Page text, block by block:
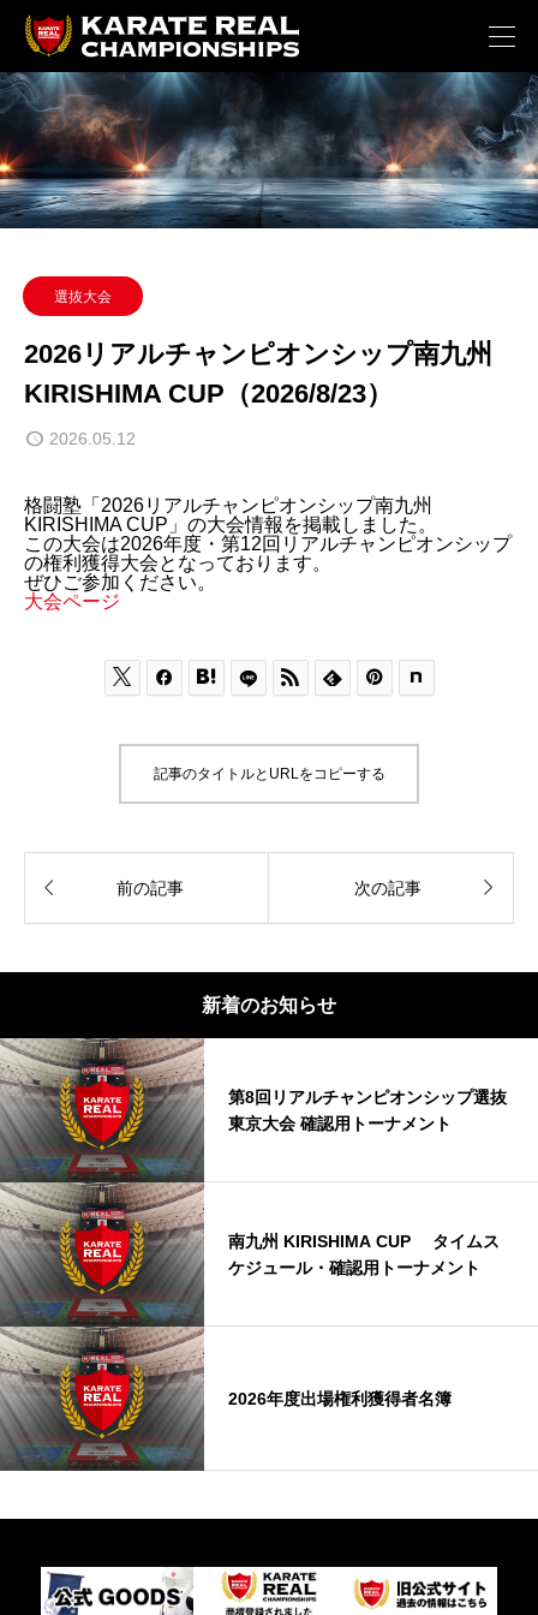
選抜大会
2026リアルチャンピオンシップ南九州
KIRISHIMA CUP（2026/8/23）
2026.05.12
格闘塾「2026リアルチャンピオンシップ南九州
KIRISHIMA CUP」の大会情報を掲載しました。
この大会は2026年度・第12回リアルチャンピオンシップ
の権利獲得大会となっております。
ぜひご参加ください。
大会ページ
     
記事のタイトルとURLをコピーする
 前の記事 次の記事 
新着のお知らせ
第8回リアルチャンピオンシップ選抜
東京大会 確認用トーナメント
南九州 KIRISHIMA CUP タイムス
ケジュール・確認用トーナメント
2026年度出場権利獲得者名簿